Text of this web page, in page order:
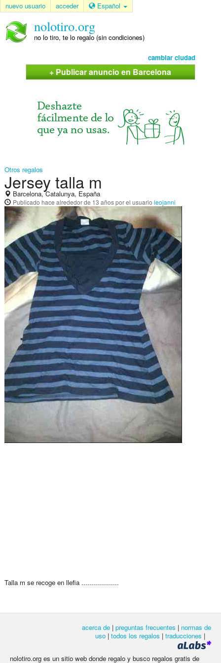
nuevo usuario acceder Español
nolotiro.org
no lo tiro, te lo regalo (sin condiciones)
cambiar ciudad
+ Publicar anuncio en Barcelona
Otros regalos
Jersey talla m
Barcelona, Catalunya, España
Publicado hace alrededor de 13 añospor el usuario leojanni
Talla m se recoge en llefia ...................
acerca de | preguntas frecuentes | normas de
uso | todos los regalos | traducciones |
nolotiro.org es un sitio web donde regalo y busco regalos gratis de